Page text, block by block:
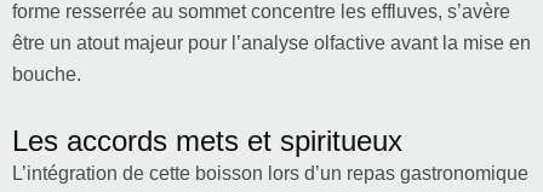
forme resserrée au sommet concentre les effluves, s’avère
être un atout majeur pour l’analyse olfactive avant la mise en
bouche.
Les accords mets et spiritueux
L’intégration de cette boisson lors d’un repas gastronomique